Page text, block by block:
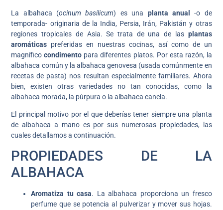
La albahaca (ocinum basilicum) es una planta anual -o de
temporada- originaria de la India, Persia, Irán, Pakistán y otras
regiones tropicales de Asia. Se trata de una de las plantas
aromáticas preferidas en nuestras cocinas, así como de un
magníficocondimento para diferentes platos. Por esta razón, la
albahaca común y la albahaca genovesa (usada comúnmente en
recetas de pasta) nos resultan especialmente familiares. Ahora
bien, existen otras variedades no tan conocidas, como la
albahaca morada, la púrpura o la albahaca canela.
El principal motivo por el que deberías tener siempre una planta
de albahaca a mano es por sus numerosas propiedades, las
cuales detallamos a continuación.
PROPIEDADES DE LA
ALBAHACA
Aromatiza tu casa. La albahaca proporciona un fresco
perfume que se potencia al pulverizar y mover sus hojas.